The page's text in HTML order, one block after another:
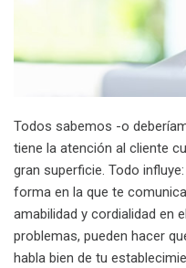
Todos sabemos -o
tiene la atención al cliente
gran superficie. Todo
forma en la que te
amabilidad y cordialidad en
problemas, pueden hacer
habla bien de tu